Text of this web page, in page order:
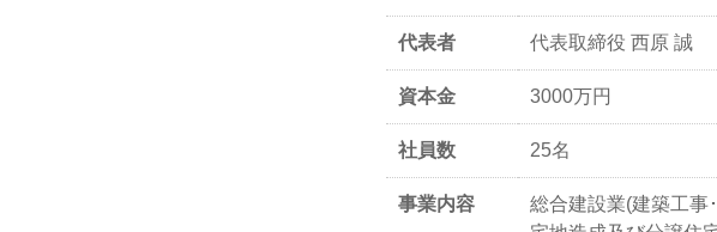
代表者 代表取締役 西原 誠
資本金 3000万円
社員数 25名
事業内容
総合建設業(建築工事